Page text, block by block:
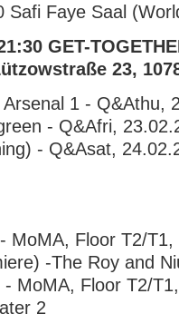
Safi Faye Saal
GET-
23,
1 - Q&Athu,
- Q&Afri,
- Q&Asat,
MoMA, Floor T2/
-The Roy and
MoMA, Floor T2/
2